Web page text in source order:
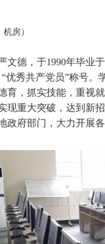
房）
文德，于1990年毕业
“优秀共产党员”称号。
育，抓实技能，重视
现重大突破，达到新
政府部门，大力开展